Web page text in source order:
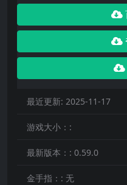
最近更新: 2025-11-17
游戏大小：:
最新版本：: 0.59.0
金手指：: 无